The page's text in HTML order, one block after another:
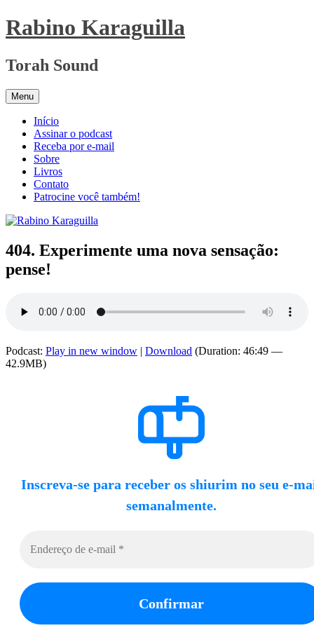
Pular
para
conteúdo
Rabino Karaguilla
Torah Sound
Menu
Início
Assinar o podcast
Receba por e-mail
Sobre
Livros
Contato
Patrocine você também!
404. Experimente uma nova sensação:
pense!
Podcast: Play in new window | Download (Duration: 46:49 —
42.9MB)
Inscreva-se para receber os shiurim no seu e-
semanalmente.